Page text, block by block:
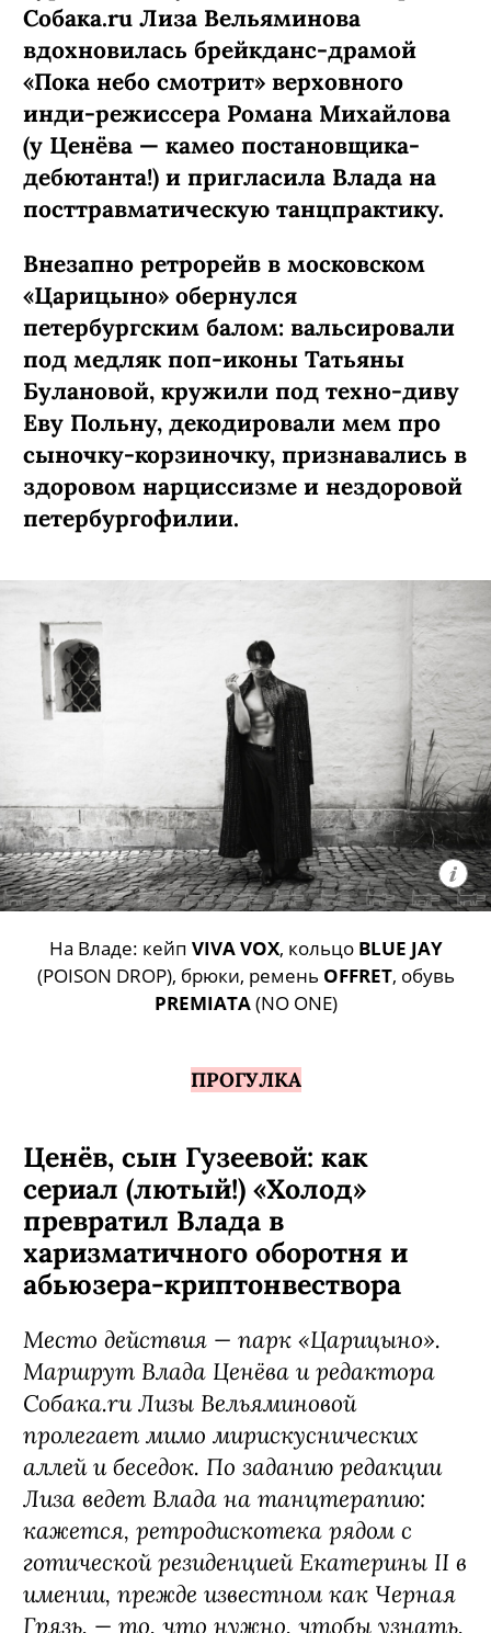
Собака.ru Лиза Вельяминова
вдохновилась брейкданс-­драмой
«Пока небо смотрит» верховного
инди-режиссера Романа Михайлова
(у Ценёва — камео постановщика-
дебютанта!) и пригласила Влада на
посттравматическую танцпрактику.
Внезапно ретрорейв в московском
«Царицыно» обернулся
петербургским балом: вальсировали
под медляк поп-иконы Татьяны
Булановой, кружили под техно-диву
Еву Польну, декодировали мем про
сыночку-­корзиночку, признавались в
здоровом нарциссизме и нездоровой
петербургофилии.
На Владе: кейп VIVA VOX, кольцо BLUE JAY
(POISON DROP), брюки, ремень OFFRET, обувь
PREMIATA(NO ONE)
ПРОГУЛКА
Ценёв, сын Гузеевой: как
сериал (лютый!) «Холод»
превратил Влада в
харизматичного оборотня и
абьюзера-криптонвествора
Место действия — парк «Царицыно».
Маршрут Влада Ценёва и редактора
Собака.ru Лизы Вельяминовой
пролегает мимо мирискуснических
аллей и беседок. По заданию редакции
Лиза ведет Влада на танцтерапию:
кажется, ретродискотека рядом с
готической резиденцией Екатерины II в
имении, прежде известном как Черная
Грязь, — то, что нужно, чтобы узнать,